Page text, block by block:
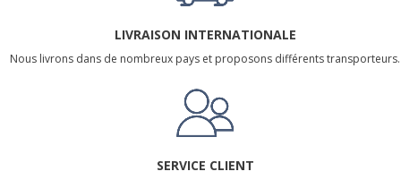
LIVRAISON INTERNATIONALE
Nous livrons dans de nombreux pays et proposons différents transporteurs.
SERVICE CLIENT